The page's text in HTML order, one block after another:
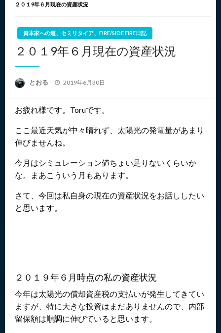
２０１9年６月現在の資産状況
資本家への道、セミリタイア、FIRE/SIDE FIRE日記
２０１9年６月現在の資産状況
とおる
投
2019年6月30日
お疲れ様です。Toruです。
ここ最近天気が中々晴れず、太陽光の発電量があまり
伸びませんね。
今月はシミュレーション値ちょい足りないくらいか
な。まあこういう月もあります。
さて、今回は私自身の現在の資産状況をお話ししたい
と思います。
２０１９年６月時点の私の資産状況
今年は太陽光の償却資産税の支払いが発生してきてい
ますが、特に大きな投資はまだありませんので、内部
留保額は順調に伸びていると思います。